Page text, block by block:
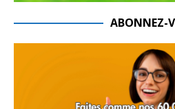
ABONNEZ-